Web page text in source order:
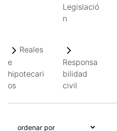
Legislació
n
Reales
e
hipotecari
os
Responsa
bilidad
civil